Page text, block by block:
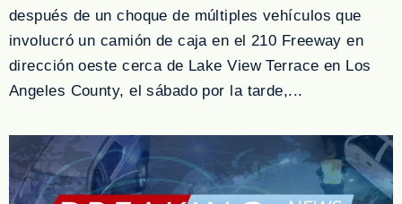
después de un choque de múltiples vehículos que
involucró un camión de caja en el 210 Freeway en
dirección oeste cerca de Lake View Terrace en Los
Angeles County, el sábado por la tarde,...